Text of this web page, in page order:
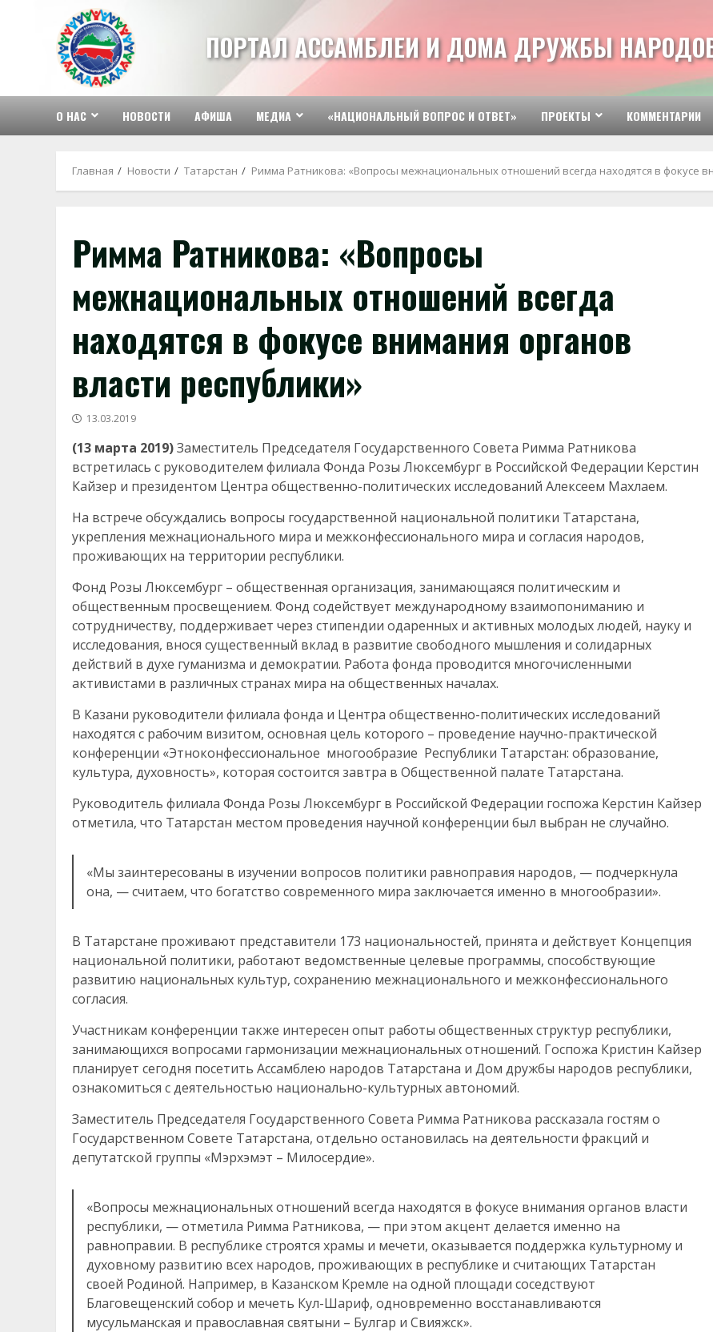
содержимому
ПОРТАЛ АССАМБЛЕИ И ДОМА ДРУЖБЫ
О НАС НОВОСТИ АФИША МЕДИА «НАЦИОНАЛЬНЫЙ ВОПРОС И ОТВЕТ» ПРОЕКТЫ КОММЕНТАРИИ
Главная Новости Татарстан Римма Ратникова: «Вопросы межнациональных отношений всегда находятся в фокусе
Римма Ратникова: «Вопросы
межнациональных отношений всегда
находятся в фокусе внимания органов
власти республики»
13.03.2019
(13 марта 2019)Заместитель Председателя Государственного Совета Римма Ратникова
встретилась с руководителем филиала Фонда Розы Люксембург в Российской Федерации Керстин
Кайзер и президентом Центра общественно-политических исследований Алексеем Махлаем.
На встрече обсуждались вопросы государственной национальной политики Татарстана,
укрепления межнационального мира и межконфессионального мира и согласия народов,
проживающих на территории республики.
Фонд Розы Люксембург – общественная организация, занимающаяся политическим и
общественным просвещением. Фонд содействует международному взаимопониманию и
сотрудничеству, поддерживает через стипендии одаренных и активных молодых людей, науку и
исследования, внося существенный вклад в развитие свободного мышления и солидарных
действий в духе гуманизма и демократии. Работа фонда проводится многочисленными
активистами в различных странах мира на общественных началах.
В Казани руководители филиала фонда и Центра общественно-политических исследований
находятся с рабочим визитом, основная цель которого – проведение научно-практической
конференции «Этноконфессиональное многообразие Республики Татарстан: образование,
культура, духовность», которая состоится завтра в Общественной палате Татарстана.
Руководитель филиала Фонда Розы Люксембург в Российской Федерации госпожа Керстин Кайзер
отметила, что Татарстан местом проведения научной конференции был выбран не случайно.
«Мы заинтересованы в изучении вопросов политики равноправия народов, — подчеркнула
она, — считаем, что богатство современного мира заключается именно в многообразии».
В Татарстане проживают представители 173 национальностей, принята и действует Концепция
национальной политики, работают ведомственные целевые программы, способствующие
развитию национальных культур, сохранению межнационального и межконфессионального
согласия.
Участникам конференции также интересен опыт работы общественных структур республики,
занимающихся вопросами гармонизации межнациональных отношений. Госпожа Кристин Кайзер
планирует сегодня посетить Ассамблею народов Татарстана и Дом дружбы народов республики,
ознакомиться с деятельностью национально-культурных автономий.
Заместитель Председателя Государственного Совета Римма Ратникова рассказала гостям о
Государственном Совете Татарстана, отдельно остановилась на деятельности фракций и
депутатской группы «Мэрхэмэт – Милосердие».
«Вопросы межнациональных отношений всегда находятся в фокусе внимания органов власти
республики, — отметила Римма Ратникова, — при этом акцент делается именно на
равноправии. В республике строятся храмы и мечети, оказывается поддержка культурному и
духовному развитию всех народов, проживающих в республике и считающих Татарстан
своей Родиной. Например, в Казанском Кремле на одной площади соседствуют
Благовещенский собор и мечеть Кул-Шариф, одновременно восстанавливаются
мусульманская и православная святыни – Булгар и Свияжск».